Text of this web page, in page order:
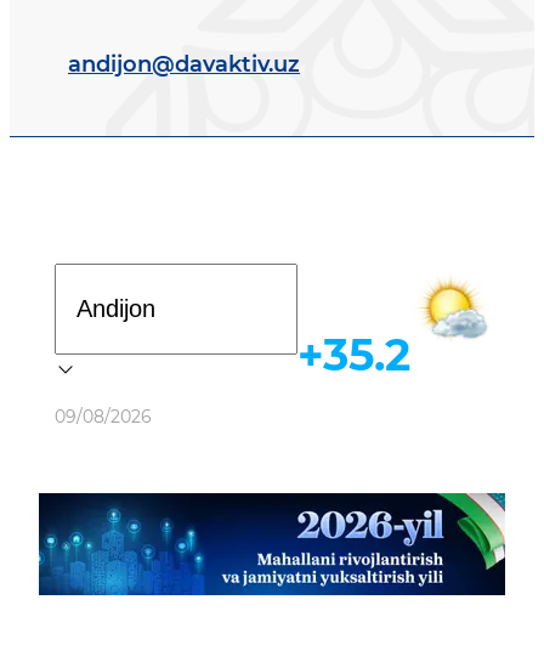
andijon@davaktiv.uz
Ob-havo
09/08/2026
+35.2